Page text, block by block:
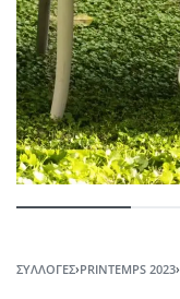
ΣΥΛΛΟΓΈΣ›PRINTEMPS 2023›